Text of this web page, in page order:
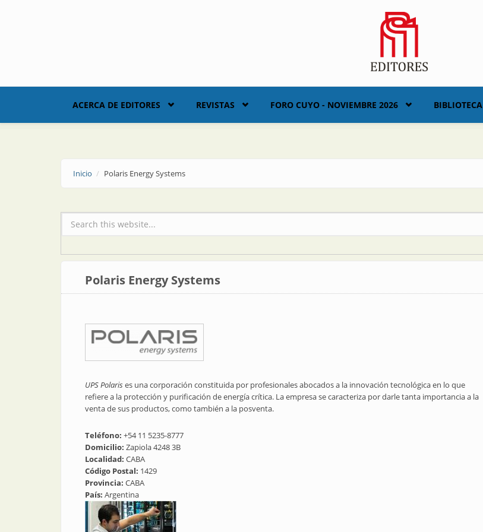
ACERCA DE EDITORES REVISTAS FORO CUYO - NOVIEMBRE 2026 BIBLIOTECA
Inicio Polaris Energy Systems
Formulario de búsqueda
Polaris Energy Systems
UPS Polarises una corporación constituida por profesionales abocados a la innovación tecnológica en lo que
refiere a la protección y purificación de energía crítica. La empresa se caracteriza por darle tanta importancia a la
venta de sus productos, como también a la posventa.
Teléfono: +54 11 5235-8777
Domicilio: Zapiola 4248 3B
Localidad: CABA
Código Postal: 1429
Provincia: CABA
País: Argentina